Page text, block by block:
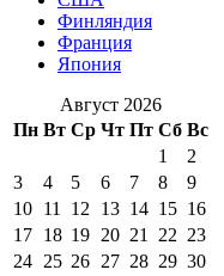
Финляндия
Франция
Япония
Август 2026
Пн Вт Ср Чт Пт Сб Вс
1
2
3
4 5 6 7 8
9
10 11 12 13 14 15 16
17 18 19 20 21 22 23
24 25 26 27 28 29 30